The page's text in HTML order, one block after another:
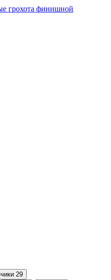
грохота финишной
29